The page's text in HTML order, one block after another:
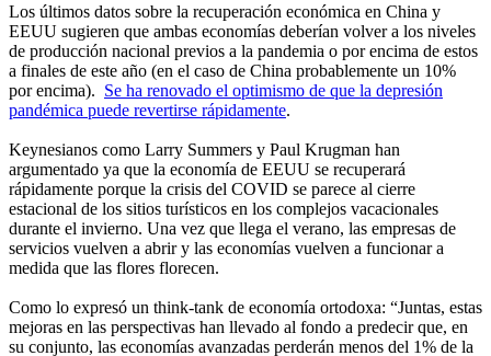
Los últimos datos sobre la recuperación económica en China y
EEUU sugieren que ambas economías deberían volver a los niveles
de producción nacional previos a la pandemia o por encima de estos
a finales de este año (en el caso de China probablemente un 10%
por encima). Se ha renovado el optimismo de que la depresión
pandémica puede revertirse rápidamente.
Keynesianos como Larry Summers y Paul Krugman han
argumentado ya que la economía de EEUU se recuperará
rápidamente porque la crisis del COVID se parece al cierre
estacional de los sitios turísticos en los complejos vacacionales
durante el invierno. Una vez que llega el verano, las empresas de
servicios vuelven a abrir y las economías vuelven a funcionar a
medida que las flores florecen.
Como lo expresó un think-tank de economía ortodoxa: “Juntas, estas
mejoras en las perspectivas han llevado al fondo a predecir que, en
su conjunto, las economías avanzadas perderán menos del 1% de la